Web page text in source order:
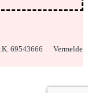
69543666 Vermelde